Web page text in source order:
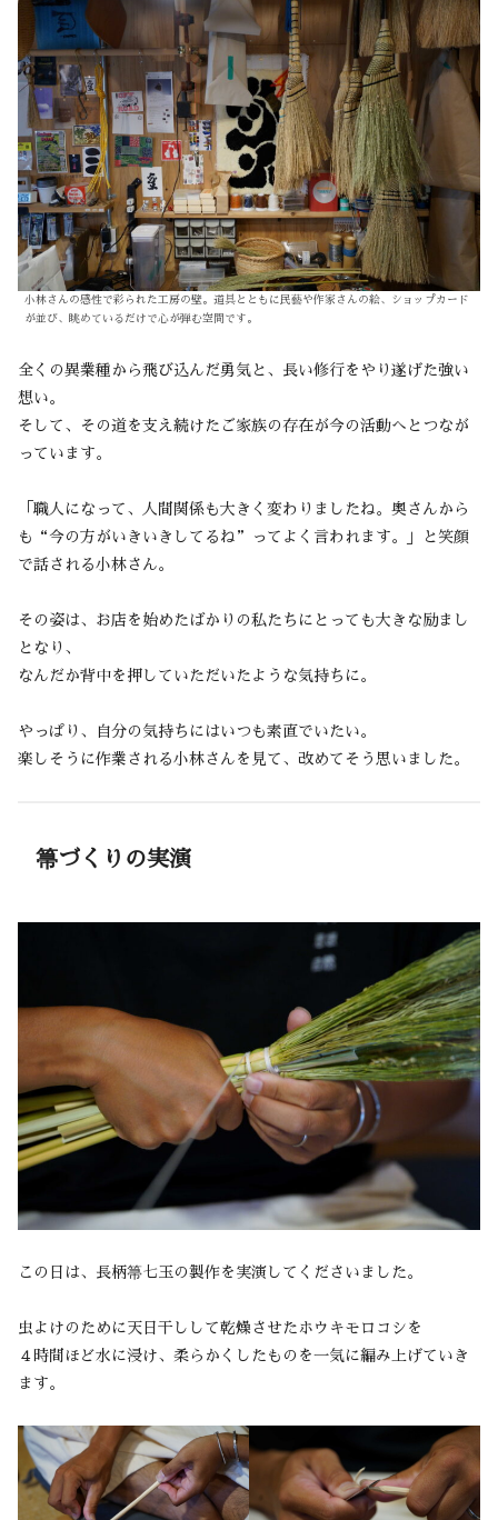
小林さんの感性で彩られた工房の壁。道具とともに民藝や作家さんの絵、ショップカード
が並び、眺めているだけで心が弾む空間です。
全くの異業種から飛び込んだ勇気と、長い修行をやり遂げた強い
想い。
そして、その道を支え続けたご家族の存在が今の活動へとつなが
っています。
「職人になって、人間関係も大きく変わりましたね。奥さんから
も“今の方がいきいきしてるね”ってよく言われます。」と笑顔
で話される小林さん。
その姿は、お店を始めたばかりの私たちにとっても大きな励まし
となり、
なんだか背中を押していただいたような気持ちに。
やっぱり、自分の気持ちにはいつも素直でいたい。
楽しそうに作業される小林さんを見て、改めてそう思いました。
箒づくりの実演
この日は、長柄箒七玉の製作を実演してくださいました。
虫よけのために天日干しして乾燥させたホウキモロコシを
４時間ほど水に浸け、柔らかくしたものを一気に編み上げていき
ます。